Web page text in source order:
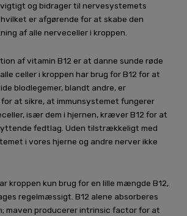
vigtigt og bidrager til nervesystemets
er afgørende for at skabe den
af alle nerveceller i kroppen.
af vitamin B12 er at danne sunde røde
celler i kroppen har brug for B12 for at
blodlegemer, blandt andre, er
at sikre, at immunsystemet fungerer
især dem i hjernen, kræver B12 for at
fedtlag. Uden tilstrækkeligt med
i vores hjerne og andre nerver ikke
kroppen kun brug for en lille mængde B12,
regelmæssigt. B12 alene absorberes
maven producerer intrinsic factor for at